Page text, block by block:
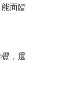
面臨
，還